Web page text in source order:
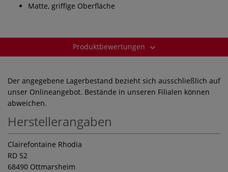
Matte, griffige Oberfläche
Produktbewertungen
Der angegebene Lagerbestand bezieht sich ausschließlich auf
unser Onlineangebot. Bestände in unseren Filialen können
abweichen.
Herstellerangaben
Clairefontaine Rhodia
RD 52
68490 Ottmarsheim